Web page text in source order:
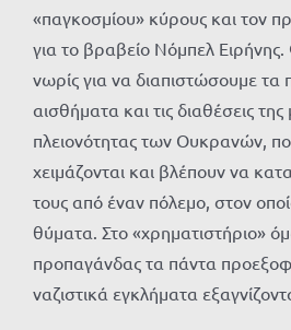
«παγκοσμίου» κύρους και τον
για το βραβείο Νόμπελ Ειρήνης.
νωρίς για να διαπιστώσουμε τα
αισθήματα και τις διαθέσεις
πλειονότητας των Ουκρανών,
χειμάζονται και βλέπουν να
τους από έναν πόλεμο, στον
θύματα. Στο «χρηματιστήριο»
προπαγάνδας τα πάντα
ναζιστικά εγκλήματα